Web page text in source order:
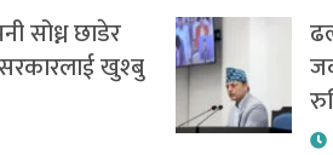
सोध्न छाडेर
खुश्बु